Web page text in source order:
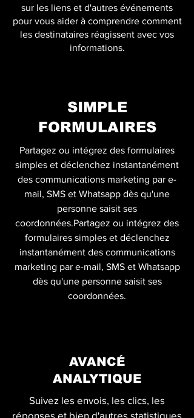
sur les liens et d'autres événements
pour vous aider à comprendre comment
les destinataires réagissent avec vos
informations.
SIMPLE
FORMULAIRES
Partagez ou intégrez des formulaires
simples et déclenchez instantanément
des communications marketing par e-
mail, SMS et Whatsapp dès qu'une
personne saisit ses
coordonnées.Partagez ou intégrez des
formulaires simples et déclenchez
instantanément des communications
marketing par e-mail, SMS et Whatsapp
dès qu'une personne saisit ses
coordonnées.
AVANCÉ
ANALYTIQUE
Suivez les envois, les clics, les
réponses et bien d'autres statistiques